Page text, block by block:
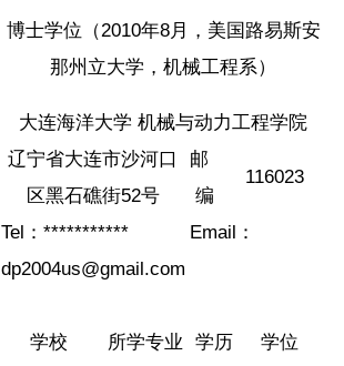
博士学位（2010年8月，美国路易斯安
那州立大学，机械工程系）
大连海洋大学 机械与动力工程学院
辽宁省大连市沙河口
区黑石礁街52号
邮
编
116023
Tel：*********** Email：
dp2004us@gmail.com
学校 所学专业 学历
学位